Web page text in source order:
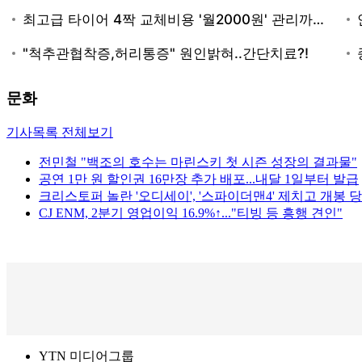
문화
기사목록 전체보기
전민철 "백조의 호수는 마린스키 첫 시즌 성장의 결과물"
공연 1만 원 할인권 16만장 추가 배포...내달 1일부터 발급
크리스토퍼 놀란 '오디세이', '스파이더맨4' 제치고 개봉
CJ ENM, 2분기 영업이익 16.9%↑..."티빙 등 흥행 견인"
YTN 미디어그룹